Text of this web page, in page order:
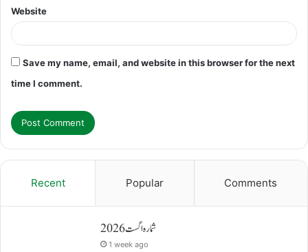
Website
Save my name, email, and website in this browser for the next
time I comment.
Recent Popular Comments
شمارہ اگست 2026
1 week ago